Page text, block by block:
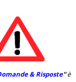
& Risposte''è